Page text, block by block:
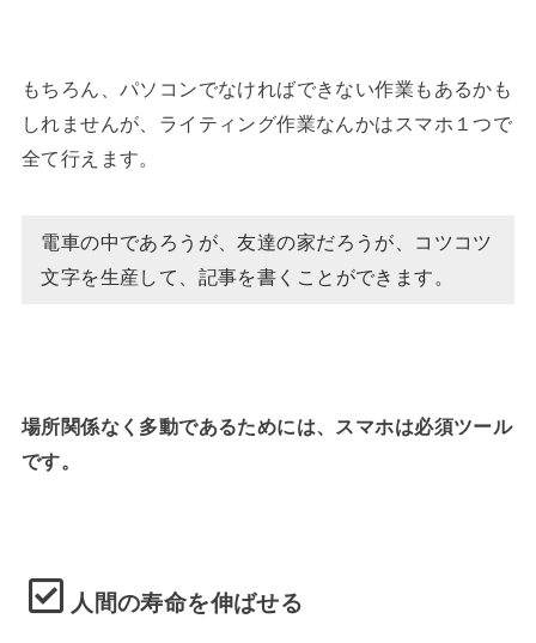
もちろん、パソコンでなければできない作業もあるかも
しれませんが、ライティング作業なんかはスマホ１つで
全て行えます。
電車の中であろうが、友達の家だろうが、コツコツ
文字を生産して、記事を書くことができます。
場所関係なく多動であるためには、スマホは必須ツール
です。
人間の寿命を伸ばせる